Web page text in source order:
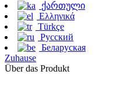
ქართული
Ελληνικά
Türkçe
Русский
Беларуская
Zuhause
Über das Produkt